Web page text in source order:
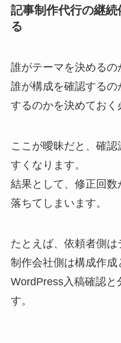
記事制作代行の継
る
誰がテーマを決めるの
誰が構成を確認する
するのかを決めておく
ここが曖昧だと、確
すくなります。
結果として、修正回
落ちてしまいます。
たとえば、依頼者側は
制作会社側は構成作
WordPress入稿確認
す。